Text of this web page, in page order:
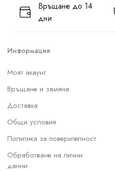
Връщане до 14
дни
Информация
Моят акаунт
Връщане и замяна
Доставка
Общи условия
Политика за поверителност
Обработване на лични
данни